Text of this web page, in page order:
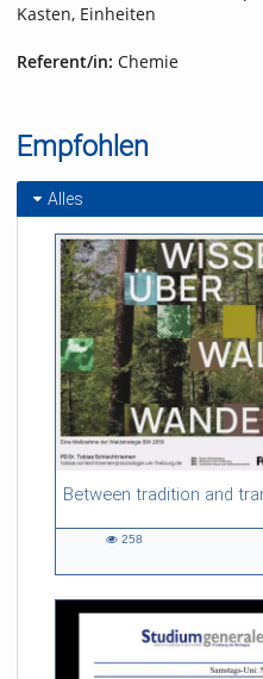
Kasten, Einheiten
Referent/in: Chemie
Empfohlen
Alles
54:13 duration
258